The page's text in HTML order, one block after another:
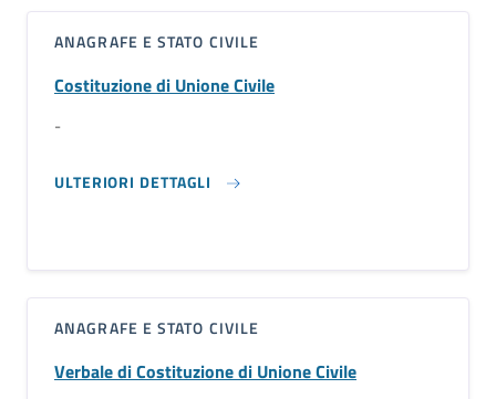
ANAGRAFE E STATO CIVILE
Costituzione di Unione Civile
-
ULTERIORI DETTAGLI
ANAGRAFE E STATO CIVILE
Verbale di Costituzione di Unione Civile